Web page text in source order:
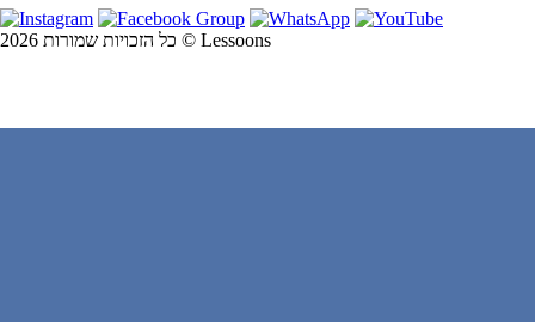
כל הזכויות שמורות 2026 © Lessoons